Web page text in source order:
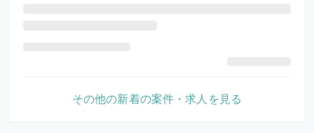
その他の新着の案件・求人を見る